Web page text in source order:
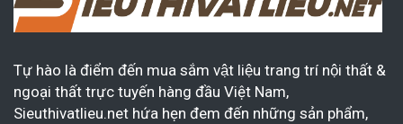
Tự hào là điểm đến mua sắm vật liệu trang trí nội thất &
ngoại thất trực tuyến hàng đầu Việt Nam,
Sieuthivatlieu.net hứa hẹn đem đến những sản phẩm,